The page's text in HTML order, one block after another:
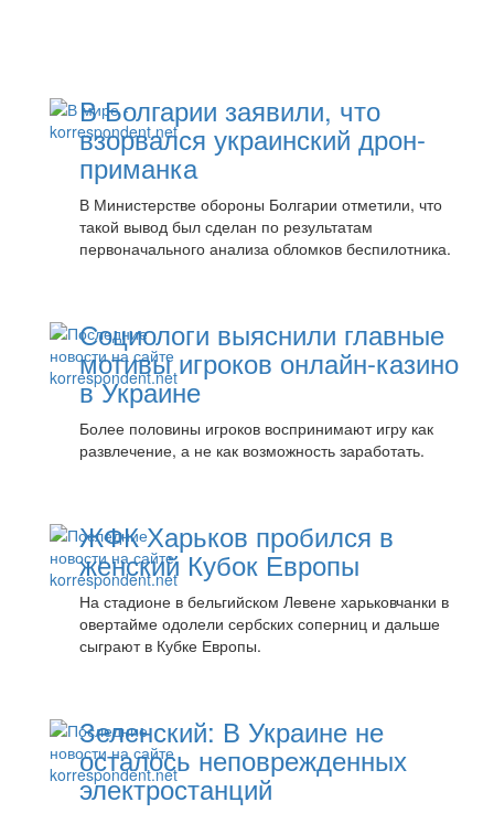
В Болгарии заявили, что
взорвался украинский дрон-
приманка
В Министерстве обороны Болгарии отметили, что
такой вывод был сделан по результатам
первоначального анализа обломков беспилотника.
Социологи выяснили главные
мотивы игроков онлайн-казино
в Украине
Более половины игроков воспринимают игру как
развлечение, а не как возможность заработать.
ЖФК Харьков пробился в
женский Кубок Европы
На стадионе в бельгийском Левене харьковчанки в
овертайме одолели сербских соперниц и дальше
сыграют в Кубке Европы.
Зеленский: В Украине не
осталось неповрежденных
электростанций